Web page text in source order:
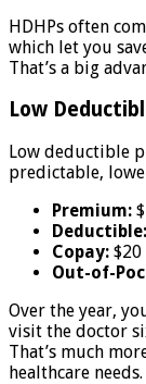
HDHPs often
which let you
That’s a big
Low
Low deductible
predictable,
Premium:
Deductible:
Copay:
Out-of-
Over the year,
visit the doctor
That’s much
healthcare needs.